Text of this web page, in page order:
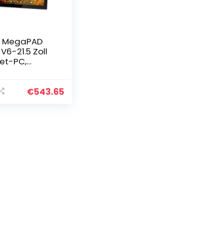
MegaPAD
21.5 Zoll
PC,
FullHD IPS
€543.65